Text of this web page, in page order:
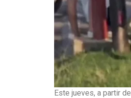
Este jueves, a partir